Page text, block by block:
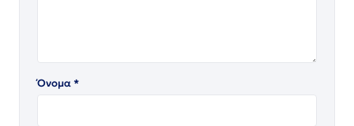
Όνομα*